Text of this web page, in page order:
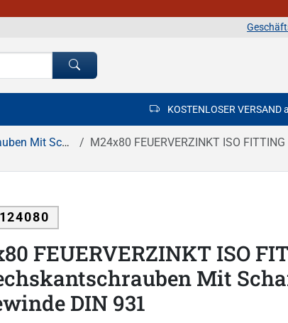
KOSTENLOSER VERSAND
Teilgewinde M24x80 FEUERVERZINKT ISO FITTING 8.8
FEUERVERZINKT ISO
Mit
DIN 931